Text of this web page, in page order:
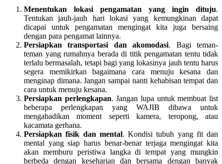
Menentukan lokasi pengamatan yang ingin dituju.
Tentukan jauh-jauh hari lokasi yang kemungkinan dapat
dicapai untuk pengamatan mengingat kita juga bersaing
dengan para pengamat lainnya.
Persiapkan transportasi dan akomodasi. Bagi teman-
teman yang rumahnya berada di titik pengamatan tentu tidak
terlalu bermasalah, tetapi bagi yang lokasinya jauh tentu harus
segera memikirkan bagaimana cara menuju kesana dan
menginap dimana. Jangan sampai nanti kehabisan tempat dan
cara untuk menuju kesana.
Persiapkan perlengkapan. Jangan lupa untuk membuat list
beberapa perlengkapan yang WAJIB dibawa untuk
mengabadikan moment seperti kamera, teropong, atau
kacamata gerhana.
Persiapkan fisik dan mental. Kondisi tubuh yang fit dan
mental yang siap harus benar-benar terjaga mengingat kita
akan memburu peristiwa langka di tempat yang mungkin
berbeda dengan keseharian dan bersama dengan banyak